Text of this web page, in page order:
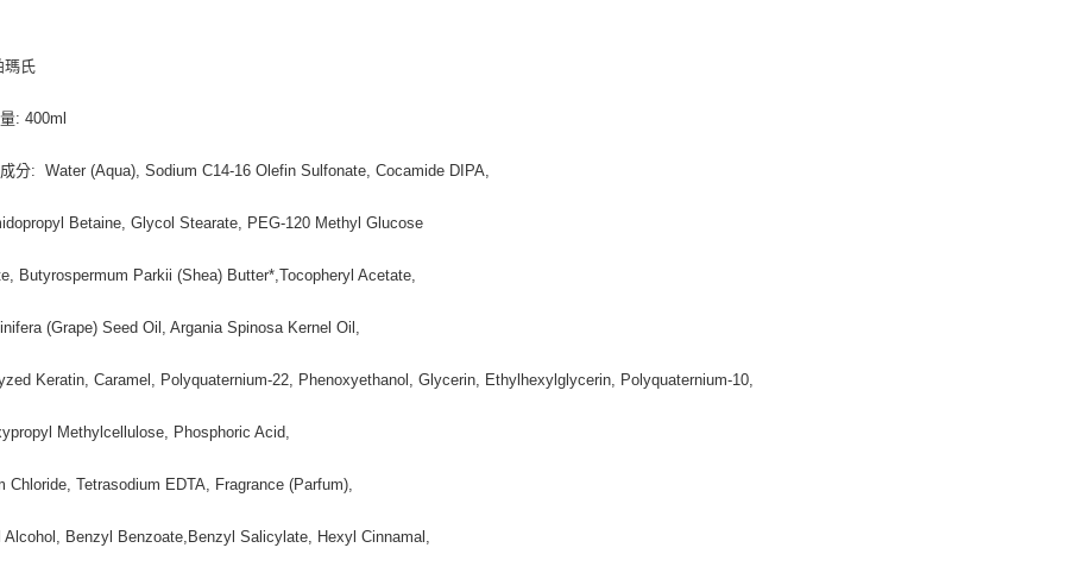
瑪氏
: 400ml
分: Water (Aqua), Sodium C14-16 Olefin Sulfonate, Cocamide DIPA,
Betaine, Glycol Stearate, PEG-120 Methyl Glucose
Butyrospermum Parkii (Shea) Butter*,Tocopheryl Acetate,
(Grape) Seed Oil, Argania Spinosa Kernel Oil,
Keratin, Caramel, Polyquaternium-22, Phenoxyethanol, Glycerin, Ethylhexylglycerin, Polyquaternium-10,
Methylcellulose, Phosphoric Acid,
Chloride, Tetrasodium EDTA, Fragrance (Parfum),
Alcohol, Benzyl Benzoate,Benzyl Salicylate, Hexyl Cinnamal,